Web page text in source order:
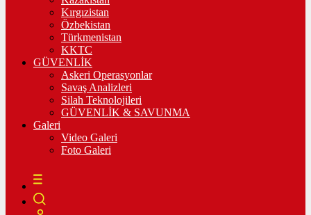
Kırgızistan
Özbekistan
Türkmenistan
KKTC
GÜVENLİK
Askeri Operasyonlar
Savaş Analizleri
Silah Teknolojileri
GÜVENLİK & SAVUNMA
Galeri
Video Galeri
Foto Galeri